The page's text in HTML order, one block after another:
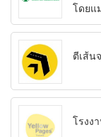
โดยแ
ตีเส้น
โรงง